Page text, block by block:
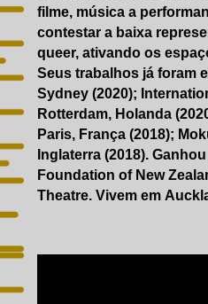
filme, música a
contestar a baixa
queer, ativando os
Seus trabalhos já foram
Sydney (2020);
Rotterdam, Holanda
Paris, França (2018);
Inglaterra (2018).
Foundation of New
Theatre. Vivem em